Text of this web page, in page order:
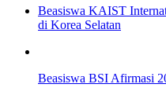
Beasiswa KAIST
di Korea Selatan
Beasiswa BSI Afirmasi